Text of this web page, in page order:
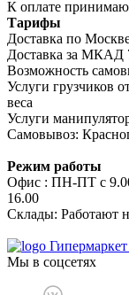
К оплате
Тарифы
Доставка по
Доставка за МКАД
Возможность
Услуги грузчиков
веса
Услуги
Самовывоз:
Режим работы
Офис : ПН-ПТ с 9.00
16.00
Склады: Работают
Мы в соцсетях